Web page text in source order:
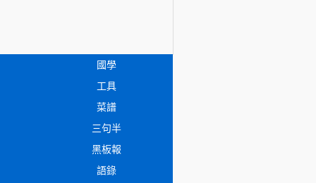
國學
工具
菜譜
三句半
黑板報
語錄